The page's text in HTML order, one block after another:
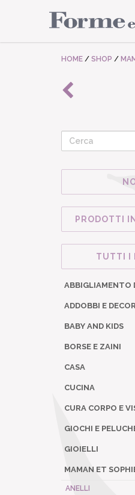
HOME / SHOP /
PRODOTTI
TUTTI I
ABBIGLIAMENTO
ADDOBBI E
BABY AND KIDS
BORSE E ZAINI
CASA
CUCINA
CURA CORPO E
GIOCHI E
GIOIELLI
MAMAN ET
ANELLI